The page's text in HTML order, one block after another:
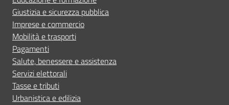
Giustizia e sicurezza pubblica
Imprese e commercio
Mobilità e trasporti
Pagamenti
Salute, benessere e assistenza
Servizi elettorali
Tasse e tributi
Urbanistica e edilizia